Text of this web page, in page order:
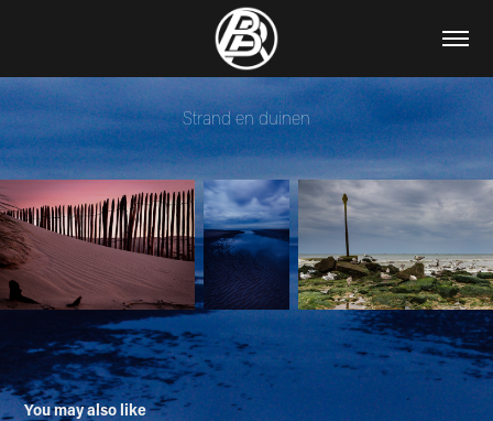
Strand en duinen
You may also like